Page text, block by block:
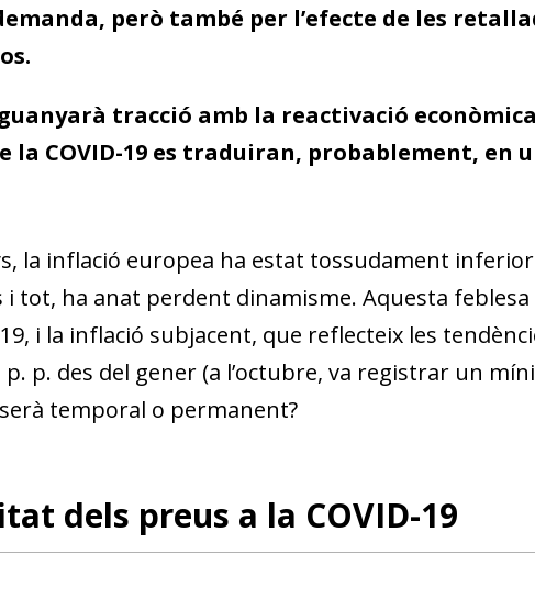
però també per l’efecte de les
tracció amb la reactivació
la COVID-19 es traduiran, probablement, en
la inflació europea ha estat tossudament inferior
i tot, ha anat perdent dinamisme. Aquesta
19, i la inflació subjacent, que reflecteix les
p. des del gener (a l’octubre, va registrar un
temporal o permanent?
dels preus a la COVID-19